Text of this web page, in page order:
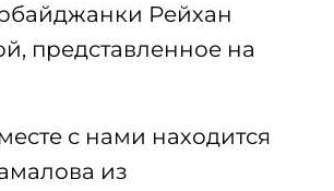
Рейхан
представленное на
с нами находится
из